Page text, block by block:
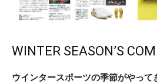
WINTER SEASON’S
ウインタースポーツの季節がやって